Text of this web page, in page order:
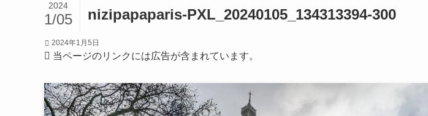
nizipapaparis-PXL_20240105_134313394-300
2024
1/05
2024年1月5日
当ページのリンクには広告が含まれています。